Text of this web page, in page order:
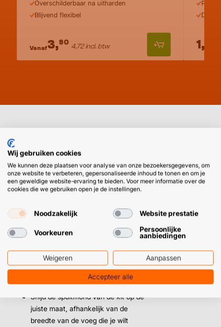
Kleur
RAL 9001
RAL 7016
Wit
ZwartGrijs
Inhoud
3,90
Overschilderbaar na uitharden
Blijvend flexibel
Vanaf3,90 4,72 incl. btw 1,
Zelf kitten tussen muur en kozijn
Hoe werkt het kitten van kozijnen precies? Wij geven je
een handig stappenplan:
Voorbereiding
oppervlak schoon en droog is
voordat je begint met kitten.
Verwijder eventuele oude kitresten
Maak de kit klaar
Snijd de spuitmond van de kit op de
juiste maat, afhankelijk van de
breedte van de voeg die je wilt
Wij gebruiken cookies
We kunnen deze plaatsen voor analyse van onze bezoekersgegevens, om
onze website te verbeteren, gepersonaliseerde inhoud te tonen en om je
een geweldige website-ervaring te bieden. Voor meer informatie over de
cookies die we gebruiken open je de instellingen.
Noodzakelijk Website prestatie
Voorkeuren
Persoonlijke
aanbiedingen
Weigeren Aanpassen
Accepteer alle